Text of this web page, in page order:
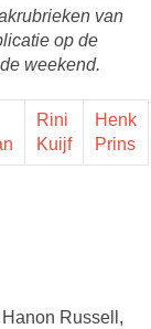
van
op de
weekend.
Rini
Kuijf
Henk
Prins
Russell,